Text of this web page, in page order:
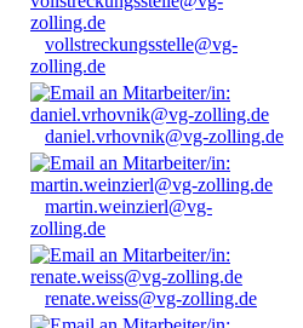
vollstreckungsstelle@vg-
zolling.de
daniel.vrhovnik@vg-zolling.de
martin.weinzierl@vg-
zolling.de
renate.weiss@vg-zolling.de